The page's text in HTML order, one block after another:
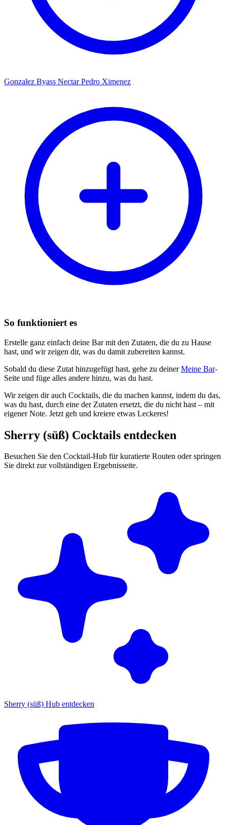
Gonzalez Byass Nectar Pedro Ximenez
So funktioniert es
Erstelle ganz einfach deine Bar mit den Zutaten, die du zu Hause
hast, und wir zeigen dir, was du damit zubereiten kannst.
Sobald du diese Zutat hinzugefügt hast, gehe zu deinerMeine Bar-
Seite und füge alles andere hinzu, was du hast.
Wir zeigen dir auch Cocktails, die du machen kannst, indem du das,
was du hast, durch eine der Zutaten ersetzt, die du nicht hast – mit
eigener Note. Jetzt geh und kreiere etwas Leckeres!
Sherry (süß) Cocktails entdecken
Besuchen Sie den Cocktail-Hub für kuratierte Routen oder springen
Sie direkt zur vollständigen Ergebnisseite.
Sherry (süß) Hub entdecken